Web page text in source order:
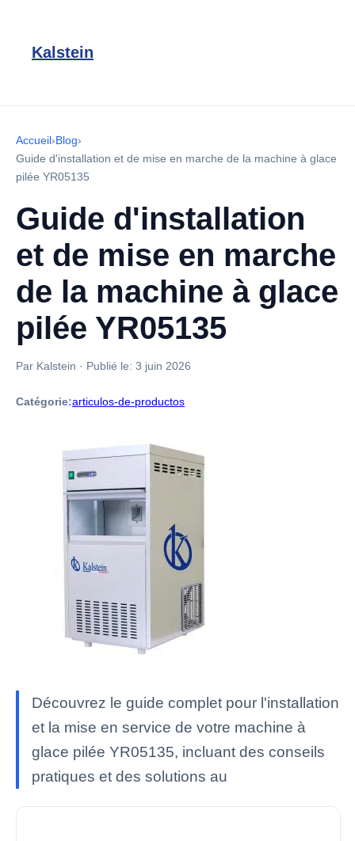
Kalstein
Accueil›Blog›
Guide d'installation et de mise en marche de la machine à glace
pilée YR05135
Guide d'installation
et de mise en marche
de la machine à glace
pilée YR05135
Par Kalstein · Publié le: 3 juin 2026
Catégorie:articulos-de-productos
Découvrez le guide complet pour l'installation
et la mise en service de votre machine à
glace pilée YR05135, incluant des conseils
pratiques et des solutions au